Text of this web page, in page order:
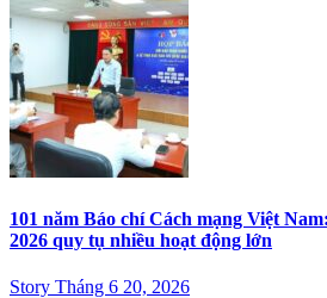
101 năm Báo chí Cách mạng Việt
2026 quy tụ nhiều hoạt động lớn
Story Tháng 6 20, 2026